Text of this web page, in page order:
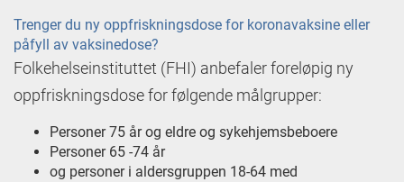
Trenger du ny oppfriskningsdose for koronavaksine eller
påfyll av vaksinedose?
Folkehelseinstituttet (FHI) anbefaler foreløpig ny
oppfriskningsdose for følgende målgrupper:
Personer 75 år og eldre og sykehjemsbeboere
Personer 65 -74 år
og personer i aldersgruppen 18-64 med